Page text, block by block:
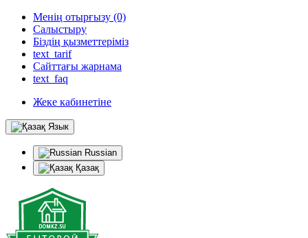
Менің отырғызу (0)
Салыстыру
Біздің қызметтеріміз
text_tarif
Сайттағы жарнама
text_faq
Жеке кабинетіне
Язык
Russian
Қазақ